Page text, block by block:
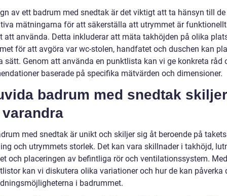
av ett badrum med snedtak är det viktigt att ta hänsyn till de
mätningarna för att säkerställa att utrymmet är
att använda. Detta inkluderar att mäta takhöjden på olika
för att avgöra var wc-stolen, handfatet och duschen kan
sätt. Genom att använda en punktlista kan vi ge konkreta råd
baserade på specifika mätvärden och dimensioner.
badrum med snedtak
med snedtak är unikt och skiljer sig åt beroende på takets
och utrymmets storlek. Det kan vara skillnader i takhöjd,
och placeringen av befintliga rör och ventilationssystem.
kan vi diskutera olika variationer och hur de kan påverka
i badrummet.